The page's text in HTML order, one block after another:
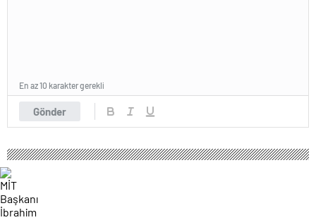
Gönder
En az 10 karakter gerekli